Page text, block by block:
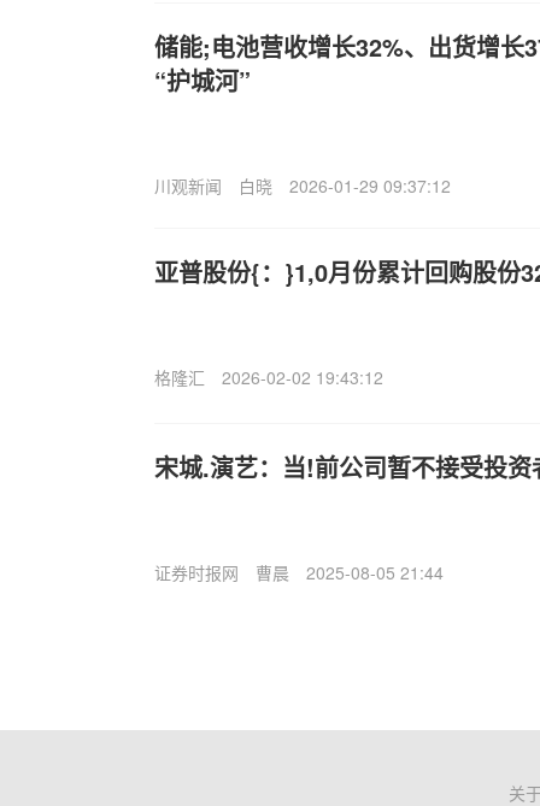
储能;电池营收增长32%、出货增长
“护城河”
川观新闻 白晓 2026-01-29 09:37:12
亚普股份{：}1,0月份累计回购股份
格隆汇 2026-02-02 19:43:12
宋城.演艺：当!前公司暂不接受投资
证券时报网 曹晨 2025-08-05 21:44
关